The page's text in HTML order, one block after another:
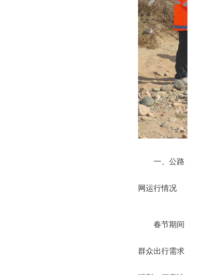
一、公路
网运行情况
春节期间
群众出行需求